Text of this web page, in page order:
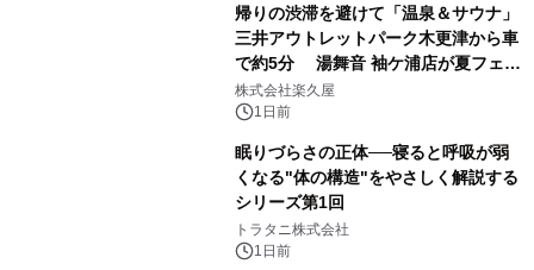
帰りの渋滞を避けて「温泉＆サウナ」
三井アウトレットパーク木更津から車
で約5分 湯舞音 袖ケ浦店が夏フェア
メニューを提供
株式会社楽久屋
1日前
眠りづらさの正体──寝ると呼吸が弱
くなる"体の構造"をやさしく解説する
シリーズ第1回
トラタニ株式会社
1日前